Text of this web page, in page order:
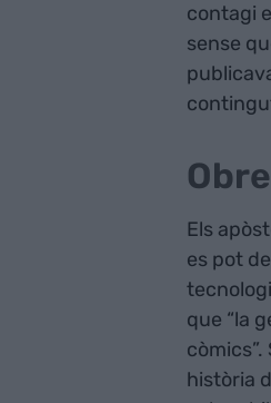
contagi
sense
Els
es pot
que “la
història